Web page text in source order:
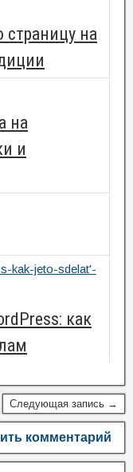
страницу на
на
и
как
Следующая запись →
комментарий